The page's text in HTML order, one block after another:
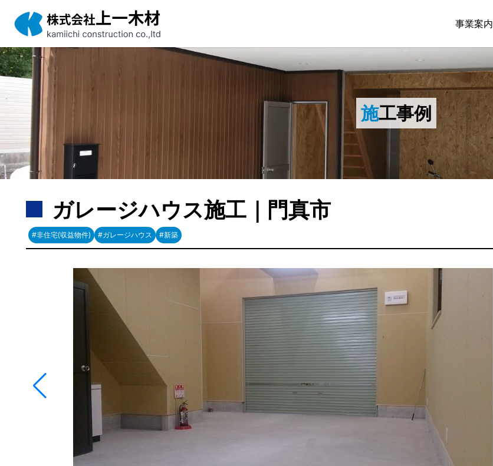
事業案内
施工事例
ガレージハウス施工｜門真市
#非住宅(収益物件) #ガレージハウス #新築